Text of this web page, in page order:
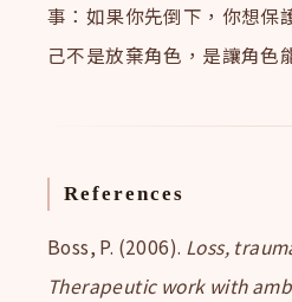
事：如果你先倒下，你想保
己不是放棄角色，是讓角色
References
Boss, P. (2006). Loss,
Therapeutic work with